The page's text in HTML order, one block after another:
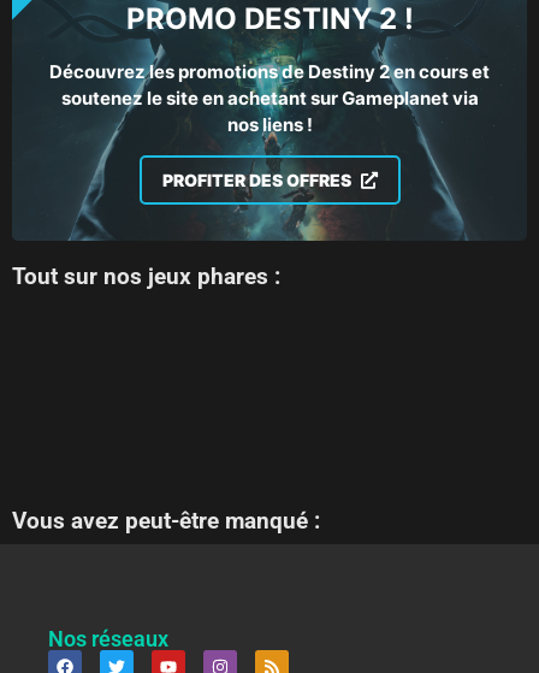
PROMO DESTINY 2 !
Découvrez les promotions de Destiny 2 en cours et
soutenez le site en achetant sur Gameplanet via
nos liens !
PROFITER DES OFFRES
Tout sur nos jeux phares :
Vous avez peut-être manqué :
Nos réseaux